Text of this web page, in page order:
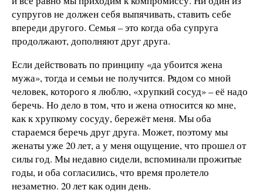
супругов не должен себя выпячивать, ставить себе
впереди другого. Семья – это когда оба супруга
продолжают, дополняют друг друга.
Если действовать по принципу «да убоится жена
мужа», тогда и семьи не получится. Рядом со мной
человек, которого я люблю, «хрупкий сосуд» – её надо
беречь. Но дело в том, что и жена относится ко мне,
как к хрупкому сосуду, бережёт меня. Мы оба
стараемся беречь друг друга. Может, поэтому мы
женаты уже 20 лет, а у меня ощущение, что прошел от
силы год. Мы недавно сидели, вспоминали прожитые
годы, и оба согласились, что время пролетело
незаметно. 20 лет как один день.